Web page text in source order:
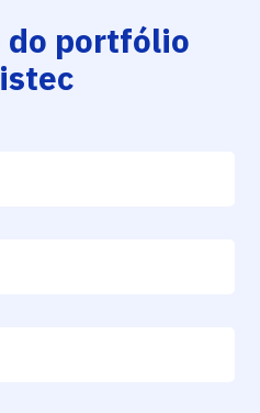
do portfólio